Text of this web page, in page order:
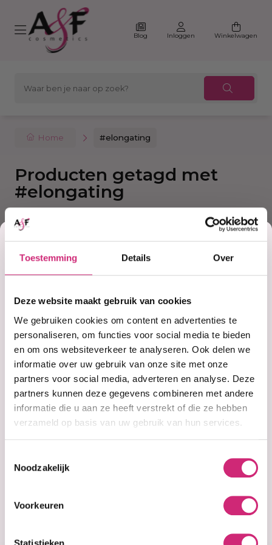
Toestemming Details Over
Deze website maakt gebruik van cookies
We gebruiken cookies om content en advertenties te
personaliseren, om functies voor social media te bieden
en om ons websiteverkeer te analyseren. Ook delen we
informatie over uw gebruik van onze site met onze
partners voor social media, adverteren en analyse. Deze
partners kunnen deze gegevens combineren met andere
informatie die u aan ze heeft verstrekt of die ze hebben
verzameld op basis van uw gebruik van hun services.
Noodzakelijk
Voorkeuren
Blog Inloggen Winkelwagen
Home #elongating
Producten getagd met
#elongating
Sorteer
Op voorraad
Don’t Shrink –
Korting
op je
eerste
bestelling